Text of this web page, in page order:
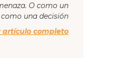
O como un
una decisión
artículo completo